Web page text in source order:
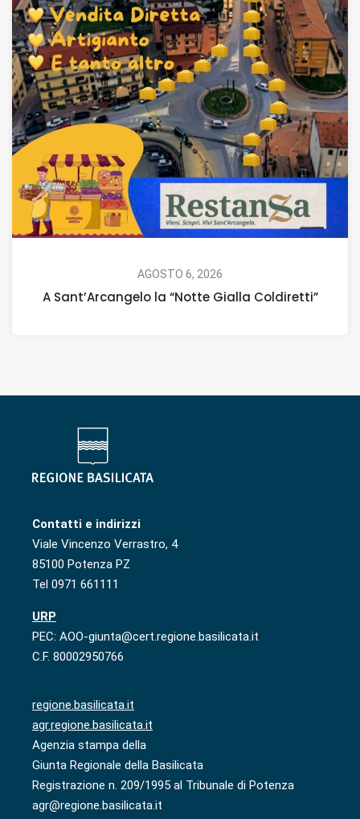
AGOSTO 6, 2026
A Sant’Arcangelo la “Notte Gialla Coldiretti”
Contatti e indirizzi
Viale Vincenzo Verrastro, 4
85100 Potenza PZ
Tel 0971 661111
URP
PEC: AOO-giunta@cert.regione.basilicata.it
C.F. 80002950766
regione.basilicata.it
agr.regione.basilicata.it
Agenzia stampa della
Giunta Regionale della Basilicata
Registrazione n. 209/1995 al Tribunale di Potenza
agr@regione.basilicata.it